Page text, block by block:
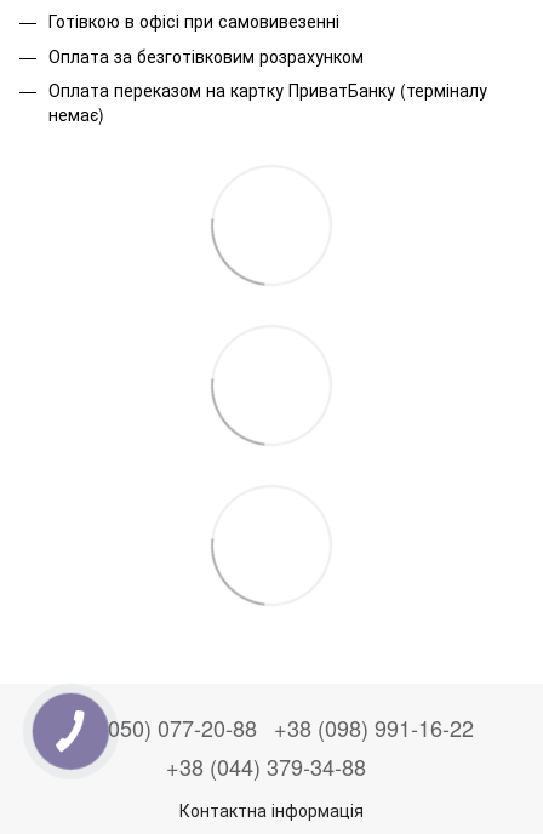
Готівкою в офісі при самовивезенні
Оплата за безготівковим розрахунком
Оплата переказом на картку ПриватБанку (терміналу
немає)
+38 (050) 077-20-88 +38 (098) 991-16-22
+38 (044) 379-34-88
Контактна інформація